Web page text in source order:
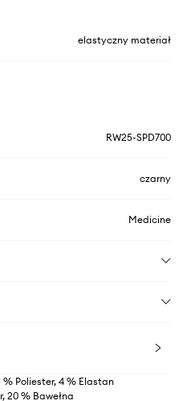
elastyczny materiał
RW25-SPD700
czarny
Medicine
% Poliester, 4 % Elastan
20 % Bawełna